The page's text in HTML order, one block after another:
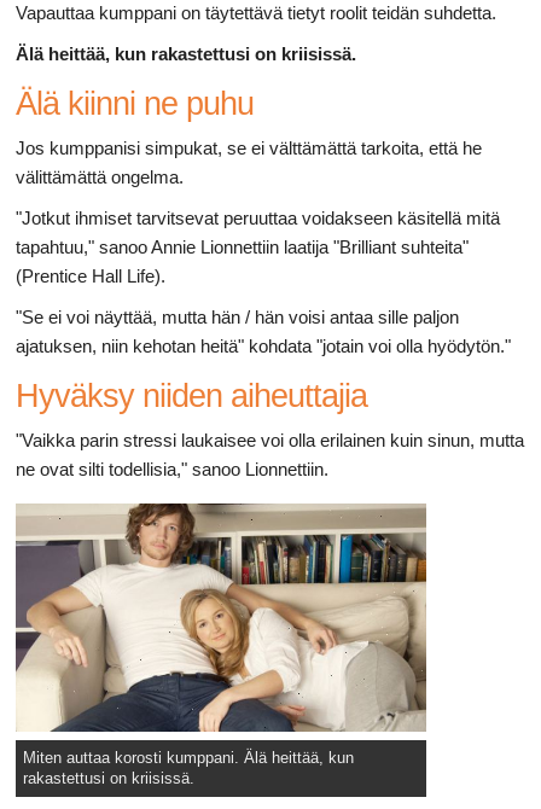
Vapauttaa kumppani on täytettävä tietyt roolit teidän suhdetta.
Älä heittää, kun rakastettusi on kriisissä.
Älä kiinni ne puhu
Jos kumppanisi simpukat, se ei välttämättä tarkoita, että he
välittämättä ongelma.
"Jotkut ihmiset tarvitsevat peruuttaa voidakseen käsitellä mitä
tapahtuu," sanoo Annie Lionnettiin laatija "Brilliant suhteita"
(Prentice Hall Life).
"Se ei voi näyttää, mutta hän / hän voisi antaa sille paljon
ajatuksen, niin kehotan heitä" kohdata "jotain voi olla hyödytön."
Hyväksy niiden aiheuttajia
"Vaikka parin stressi laukaisee voi olla erilainen kuin sinun, mutta
ne ovat silti todellisia," sanoo Lionnettiin.
Miten auttaa korosti kumppani. Älä heittää, kun
rakastettusi on kriisissä.